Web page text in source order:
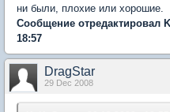
ни были, плохие или хорошие.
Сообщение отредактировал
18:57
DragStar
29 Dec 2008